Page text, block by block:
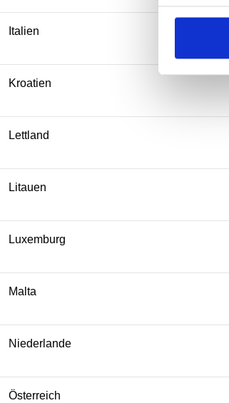
Italien
Kroatien
Lettland
Litauen
Luxemburg
Malta
Niederlande
Österreich